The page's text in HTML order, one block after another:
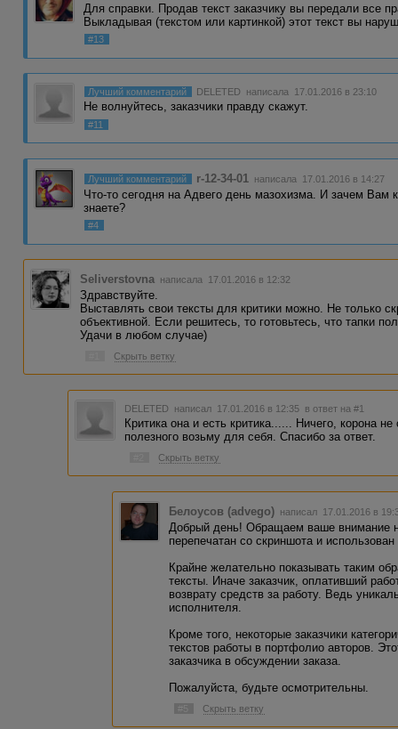
Для справки. Продав текст заказчику вы передали все
Выкладывая (текстом или картинкой) этот текст вы
#13
Лучший комментарий DELETED написала 17.01.2016 в 23:10
Не волнуйтесь, заказчики правду скажут.
#11
Лучший комментарий r-12-34-01 написала 17.01.2016 в 14:27
Что-то сегодня на Адвего день мазохизма. И зачем
знаете?
#4
Seliverstovna написала 17.01.2016 в 12:32
Здравствуйте.
Выставлять свои тексты для критики можно. Не только
объективной. Если решитесь, то готовьтесь, что тапки
Удачи в любом случае)
Скрыть ветку
DELETED написал 17.01.2016 в 12:35 в ответ на #1
Критика она и есть критика...... Ничего, корона
полезного возьму для себя. Спасибо за ответ.
Скрыть ветку
Белоусов (advego) написал 17.01.2016 в
Добрый день! Обращаем ваше внимание
перепечатан со скриншота и
Крайне желательно показывать таким
тексты. Иначе заказчик, оплативший
возврату средств за работу. Ведь
исполнителя.
Кроме того, некоторые заказчики
текстов работы в портфолио авторов.
заказчика в обсуждении заказа.
Пожалуйста, будьте осмотрительны.
Скрыть ветку